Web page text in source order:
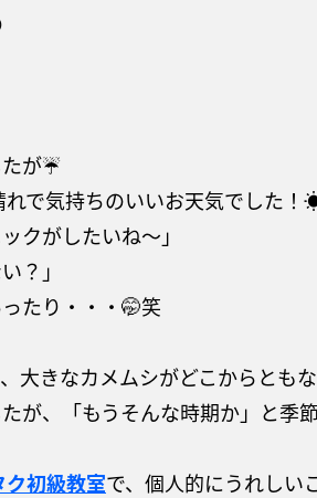
が☔
で気持ちのいいお天気でした
クがしたいね〜」
？」
たり・・・🤭笑
大きなカメムシがどこからとも
が、「もうそんな時期か」と季
ク初級教室で、個人的にうれしい